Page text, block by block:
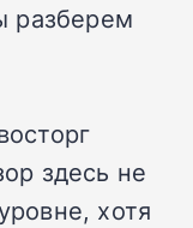
разберем
здесь не
хотя